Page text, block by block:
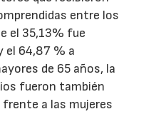
entre los
el 35,13% fue
el 64,87 % a
de 65 años, la
fueron también
a las mujeres